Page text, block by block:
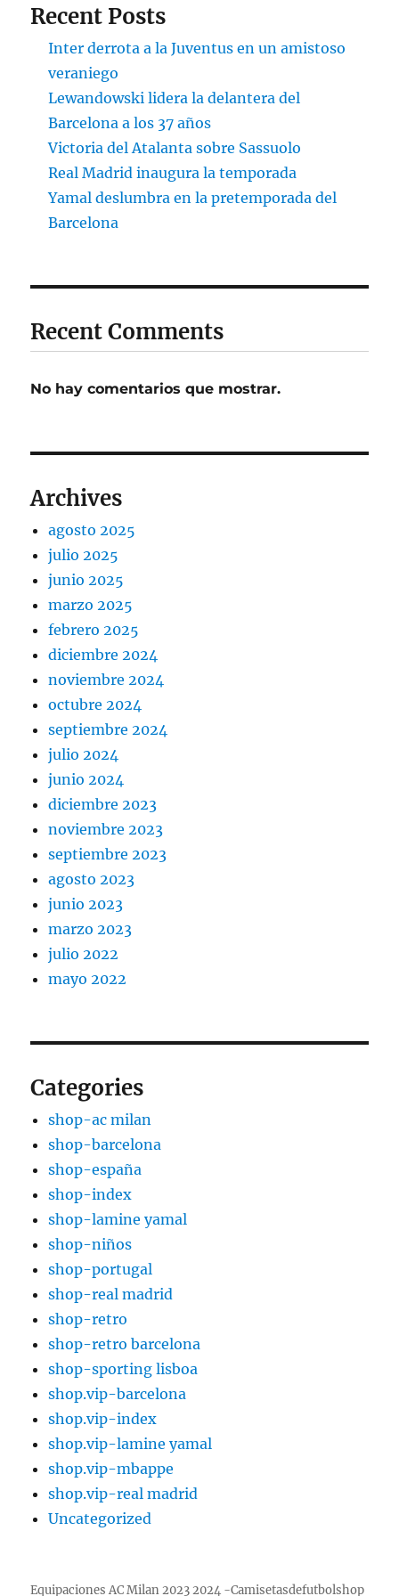
Recent Posts
Inter derrota a la Juventus en un amistoso
veraniego
Lewandowski lidera la delantera del
Barcelona a los 37 años
Victoria del Atalanta sobre Sassuolo
Real Madrid inaugura la temporada
Yamal deslumbra en la pretemporada del
Barcelona
Recent Comments
No hay comentarios que mostrar.
Archives
agosto 2025
julio 2025
junio 2025
marzo 2025
febrero 2025
diciembre 2024
noviembre 2024
octubre 2024
septiembre 2024
julio 2024
junio 2024
diciembre 2023
noviembre 2023
septiembre 2023
agosto 2023
junio 2023
marzo 2023
julio 2022
mayo 2022
Categories
shop-ac milan
shop-barcelona
shop-españa
shop-index
shop-lamine yamal
shop-niños
shop-portugal
shop-real madrid
shop-retro
shop-retro barcelona
shop-sporting lisboa
shop.vip-barcelona
shop.vip-index
shop.vip-lamine yamal
shop.vip-mbappe
shop.vip-real madrid
Uncategorized
Equipaciones AC Milan 2023 2024 -Camisetasdefutbolshop